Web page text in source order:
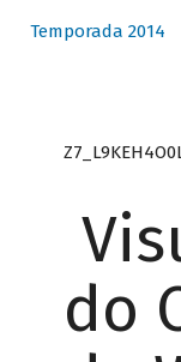
Temporada 2014
do